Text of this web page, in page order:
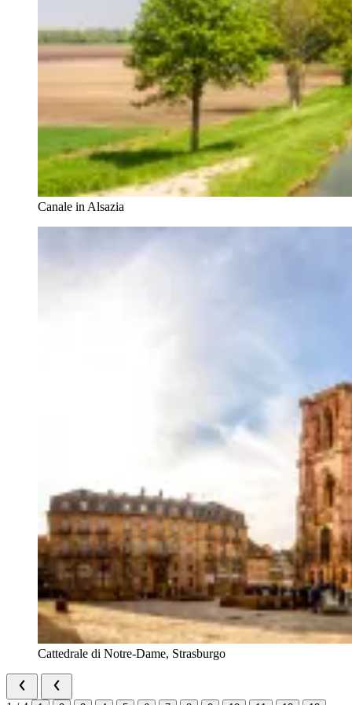
Canale in Alsazia
Cattedrale di Notre-Dame, Strasburgo